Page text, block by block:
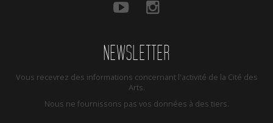
NEWSLETTER
Vous recevrez des informations concernant l'activité de la Cité des
Arts.
Nous ne fournissons pas vos données à des tiers.